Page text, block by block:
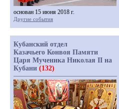
основан 15 июня 2018 г.
Другие события
Кубанский отдел
Казачьего Конвоя Памяти
Царя Мученика Николая II на
Кубани (132)